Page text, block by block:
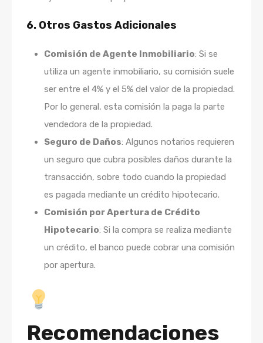
6. Otros Gastos Adicionales
Comisión de Agente Inmobiliario: Si se
utiliza un agente inmobiliario, su comisión suele
ser entre el 4% y el 5% del valor de la propiedad.
Por lo general, esta comisión la paga la parte
vendedora de la propiedad.
Seguro de Daños: Algunos notarios requieren
un seguro que cubra posibles daños durante la
transacción, sobre todo cuando la propiedad
es pagada mediante un crédito hipotecario.
Comisión por Apertura de Crédito
Hipotecario: Si la compra se realiza mediante
un crédito, el banco puede cobrar una comisión
por apertura.
Recomendaciones